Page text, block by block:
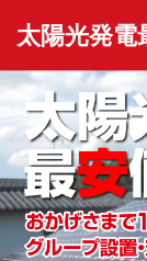
太陽光発電